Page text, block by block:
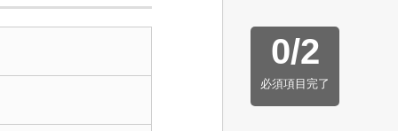
0/2
必須項目完了